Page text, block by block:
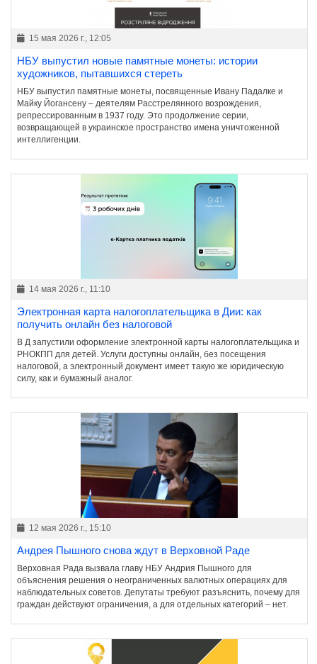
15 мая 2026 г., 12:05
НБУ выпустил новые памятные монеты: истории
художников, пытавшихся стереть
НБУ выпустил памятные монеты, посвященные Ивану Падалке и
Майку Йогансену – деятелям Расстрелянного возрождения,
репрессированным в 1937 году. Это продолжение серии,
возвращающей в украинское пространство имена уничтоженной
интеллигенции.
14 мая 2026 г., 11:10
Электронная карта налогоплательщика в Дии: как
получить онлайн без налоговой
В Д запустили оформление электронной карты налогоплательщика и
РНОКПП для детей. Услуги доступны онлайн, без посещения
налоговой, а электронный документ имеет такую же юридическую
силу, как и бумажный аналог.
12 мая 2026 г., 15:10
Андрея Пышного снова ждут в Верховной Раде
Верховная Рада вызвала главу НБУ Андрия Пышного для
объяснения решения о неограниченных валютных операциях для
наблюдательных советов. Депутаты требуют разъяснить, почему для
граждан действуют ограничения, а для отдельных категорий – нет.